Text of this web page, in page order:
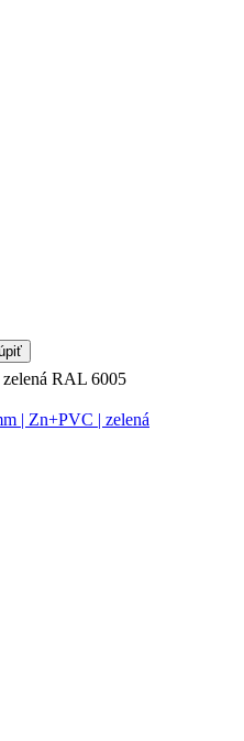
zelená RAL 6005
| Zn+PVC | zelená